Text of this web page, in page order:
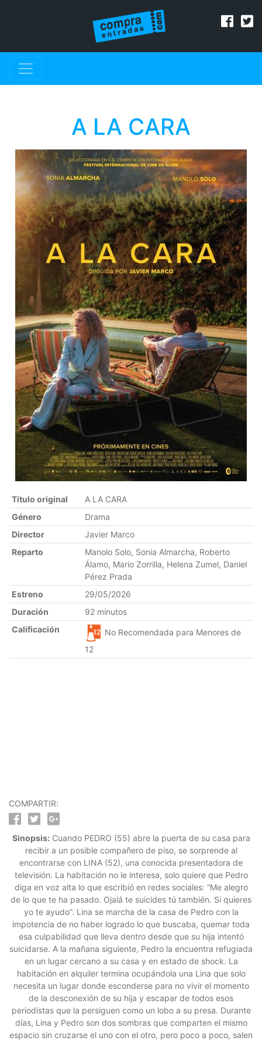
A LA CARA
Título original
A LA CARA
Género
Drama
Director
Javier Marco
Reparto
Manolo Solo, Sonia Almarcha, Roberto
Álamo, Mario Zorrilla, Helena Zumel, Daniel
Pérez Prada
Estreno
29/05/2026
Duración
92 minutos
Calificación
No Recomendada para Menores de
12
COMPARTIR:
Sinopsis: Cuando PEDRO (55) abre la puerta de su casa para
recibir a un posible compañero de piso, se sorprende al
encontrarse con LINA (52), una conocida presentadora de
televisión. La habitación no le interesa, solo quiere que Pedro
diga en voz alta lo que escribió en redes sociales: “Me alegro
de lo que te ha pasado. Ojalá te suicides tú también. Si quieres
yo te ayudo”. Lina se marcha de la casa de Pedro con la
impotencia de no haber logrado lo que buscaba, quemar toda
esa culpabilidad que lleva dentro desde que su hija intentó
suicidarse. A la mañana siguiente, Pedro la encuentra refugiada
en un lugar cercano a su casa y en estado de shock. La
habitación en alquiler termina ocupándola una Lina que solo
necesita un lugar donde esconderse para no vivir el momento
de la desconexión de su hija y escapar de todos esos
periodistas que la persiguen como un lobo a su presa. Durante
días, Lina y Pedro son dos sombras que comparten el mismo
espacio sin cruzarse el uno con el otro, pero poco a poco, salen